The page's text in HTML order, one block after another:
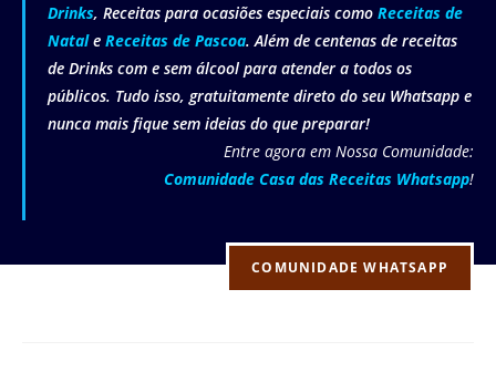
Drinks, Receitas para ocasiões especiais como Receitas de
Natale Receitas de Pascoa. Além de centenas de receitas
de Drinks com e sem álcool para atender a todos os
públicos. Tudo isso, gratuitamente direto do seu Whatsapp e
nunca mais fique sem ideias do que preparar!
Entre agora em Nossa Comunidade:
Comunidade Casa das Receitas Whatsapp!
COMUNIDADE WHATSAPP